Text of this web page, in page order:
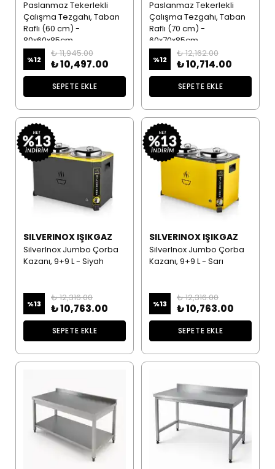
Paslanmaz Tekerlekli
Çalışma Tezgahı, Taban
Raflı (60 cm) -
80x60x85cm
%12
₺ 11,945.00
₺ 10,497.00
SEPETE EKLE
Paslanmaz Tekerlekli
Çalışma Tezgahı, Taban
Raflı (70 cm) -
60x70x85cm
%12
₺ 12,162.00
₺ 10,714.00
SEPETE EKLE
SILVERINOX IŞIKGAZ
SilverInox Jumbo Çorba
Kazanı, 9+9 L - Siyah
%13
₺ 12,316.00
₺ 10,763.00
SEPETE EKLE
SILVERINOX IŞIKGAZ
SilverInox Jumbo Çorba
Kazanı, 9+9 L - Sarı
%13
₺ 12,316.00
₺ 10,763.00
SEPETE EKLE